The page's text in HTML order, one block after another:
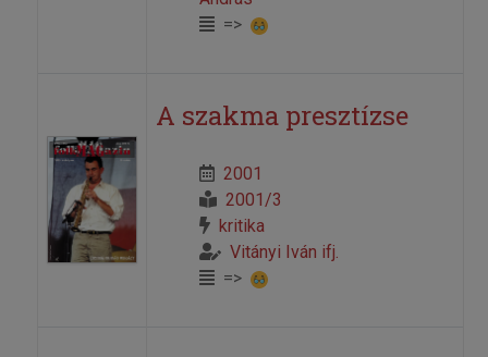
=>
A szakma presztízse
2001
2001/3
kritika
Vitányi Iván ifj.
=>